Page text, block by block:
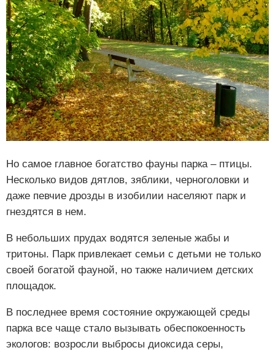
Но самое главное богатство фауны парка – птицы.
Несколько видов дятлов, зяблики, черноголовки и
даже певчие дрозды в изобилии населяют парк и
гнездятся в нем.
В небольших прудах водятся зеленые жабы и
тритоны. Парк привлекает семьи с детьми не только
своей богатой фауной, но также наличием детских
площадок.
В последнее время состояние окружающей среды
парка все чаще стало вызывать обеспокоенность
экологов: возросли выбросы диоксида серы,